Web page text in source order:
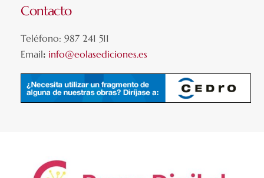
Contacto
Teléfono: 987 241 511
Email: info@eolasediciones.es